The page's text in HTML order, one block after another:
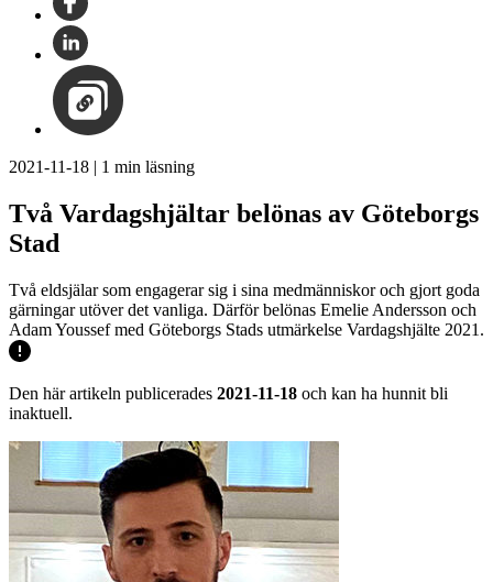
2021-11-18 | 1 min läsning
Två Vardagshjältar belönas av Göteborgs
Stad
Två eldsjälar som engagerar sig i sina medmänniskor och gjort goda
gärningar utöver det vanliga. Därför belönas Emelie Andersson och
Adam Youssef med Göteborgs Stads utmärkelse Vardagshjälte 2021.
Den här artikeln publicerades 2021-11-18 och kan ha hunnit bli
inaktuell.